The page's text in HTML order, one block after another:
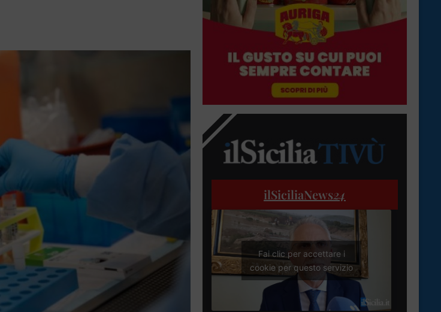
ilSiciliaNews24
Fai clic per accettare i
cookie per questo servizio